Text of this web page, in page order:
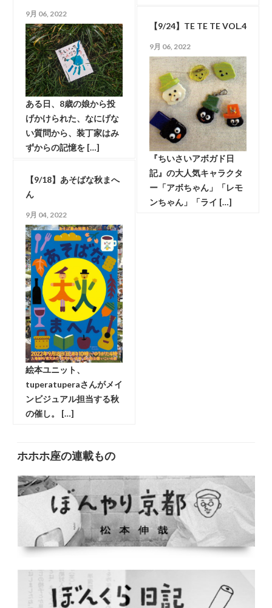
9月 06, 2022
ある日、8歳の娘から投
げかけられた、なにげな
い質問から、装丁家はみ
ずからの記憶を […]
【9/24】TE TE TE VOL.4
9月 06, 2022
『ちいさいアボガド日
記』の大人気キャラクタ
ー「アボちゃん」「レモ
ンちゃん」「ライ […]
【9/18】あそばな秋まへ
ん
9月 04, 2022
絵本ユニット、
tuperatuperaさんがメイ
ンビジュアル担当する秋
の催し。 […]
ホホホ座の連載もの